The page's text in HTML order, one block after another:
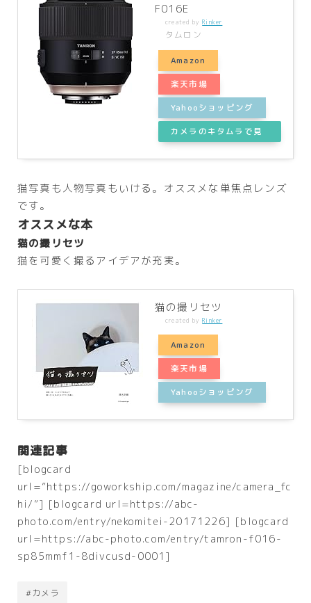
F016E
created byRinker
タムロン
Amazon
楽天市場
Yahooショッピング
カメラのキタムラで見
猫写真も人物写真もいける。オススメな単焦点レンズ
です。
オススメな本
猫の撮リセツ
猫を可愛く撮るアイデアが充実。
猫の撮リセツ
created byRinker
Amazon
楽天市場
Yahooショッピング
関連記事
[blogcard
url=”https://goworkship.com/magazine/camera_fc
hi/”] [blogcard url=https://abc-
photo.com/entry/nekomitei-20171226] [blogcard
url=https://abc-photo.com/entry/tamron-f016-
sp85mmf1-8divcusd-0001]
#カメラ